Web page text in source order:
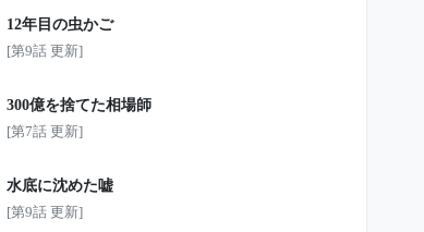
裏切りまで口にしていたのだ。 次の
15年間、無実の男を犯人にし続けた事
12年目の虫かご
[第9話 更新]
300億を捨てた相場師
[第7話 更新]
水底に沈めた嘘
[第9話 更新]